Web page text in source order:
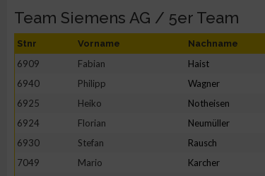
Team Siemens AG / 5er Team
Stnr Vorname Nachname
6909 Fabian Haist
6940
Philipp Wagner
6925
Heiko Notheisen
6924
Florian Neumüller
6930
Stefan Rausch
7049
Mario Karcher